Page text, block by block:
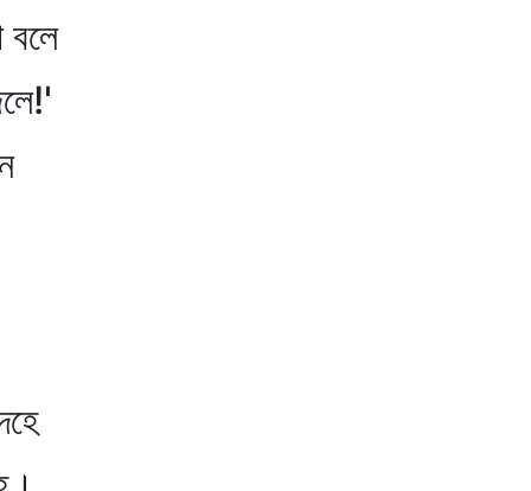
বলে